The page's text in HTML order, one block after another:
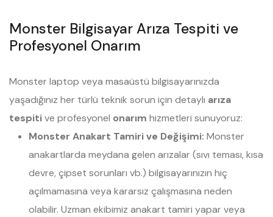
Monster Bilgisayar Arıza Tespiti ve
Profesyonel Onarım
Monster laptop veya masaüstü bilgisayarınızda
yaşadığınız her türlü teknik sorun için detaylı arıza
tespitive profesyonel onarım hizmetleri sunuyoruz:
Monster Anakart Tamiri ve Değişimi: Monster
anakartlarda meydana gelen arızalar (sıvı teması, kısa
devre, çipset sorunları vb.) bilgisayarınızın hiç
açılmamasına veya kararsız çalışmasına neden
olabilir. Uzman ekibimiz anakart tamiri yapar veya